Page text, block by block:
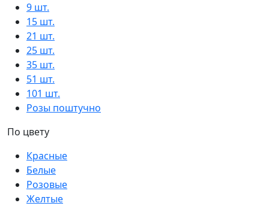
9 шт.
15 шт.
21 шт.
25 шт.
35 шт.
51 шт.
101 шт.
Розы поштучно
По цвету
Красные
Белые
Розовые
Желтые